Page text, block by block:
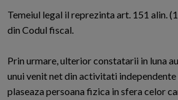
Temeiul legal il reprezinta art. 151 alin.
din Codul fiscal.
Prin urmare, ulterior constatarii in luna
unui venit net din activitati independente
plaseaza persoana fizica in sfera celor